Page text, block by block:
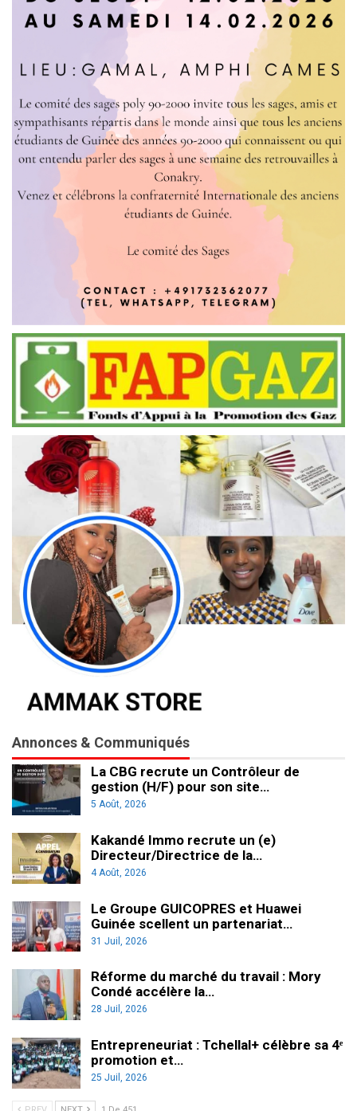
Annonces & Communiqués
La CBG recrute un Contrôleur de
gestion (H/F) pour son site…
5 Août, 2026
Kakandé Immo recrute un (e)
Directeur/Directrice de la…
4 Août, 2026
Le Groupe GUICOPRES et Huawei
Guinée scellent un partenariat…
31 Juil, 2026
Réforme du marché du travail : Mory
Condé accélère la…
28 Juil, 2026
Entrepreneuriat : Tchellal+ célèbre sa 4ᵉ
promotion et…
25 Juil, 2026